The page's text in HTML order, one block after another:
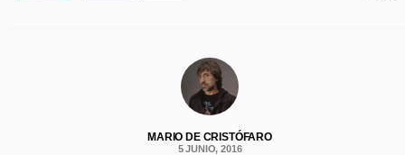
MARIO DE CRISTÓFARO
5 JUNIO, 2016